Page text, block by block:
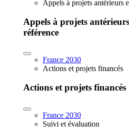
Appels à projets antérieurs
Appels à projets
référence
France 2030
Actions et projets financés
Actions et projets financés
France 2030
Suivi et évaluation